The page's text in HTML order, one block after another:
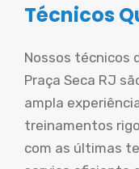
Técnicos
Nossos técnicos
Praça Seca RJ
ampla
treinamentos
com as últimas